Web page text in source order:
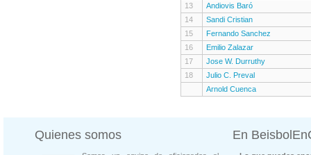
13
Andiovis Baró
14
Sandi Cristian
15
Fernando Sanchez
16
Emilio Zalazar
17
Jose W. Durruthy
18
Julio C. Preval
Arnold Cuenca
Quienes somos En